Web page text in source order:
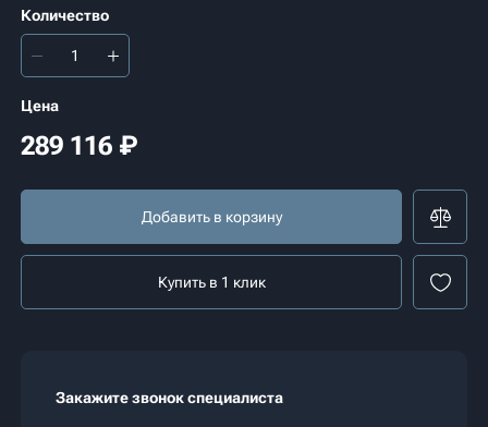
Количество
Цена
289 116 ₽
Добавить в корзину
Купить в 1 клик
Закажите звонок специалиста